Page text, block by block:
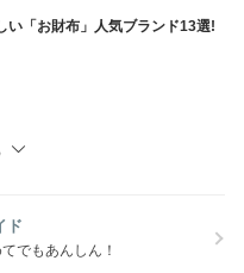
い「お財布」人気ブランド13選!
ド
でもあんしん！